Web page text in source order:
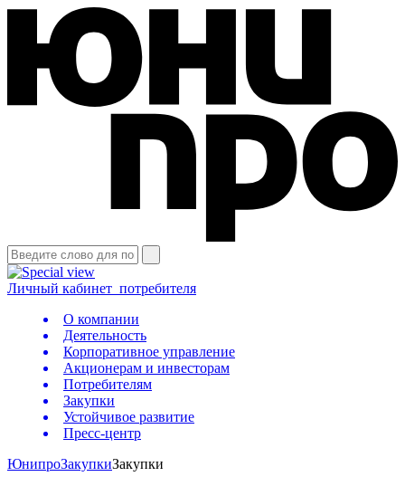
Личный кабинет потребителя
О компании
Деятельность
Корпоративное управление
Акционерам и инвесторам
Потребителям
Закупки
Устойчивое развитие
Пресс-центр
ЮнипроЗакупкиЗакупки